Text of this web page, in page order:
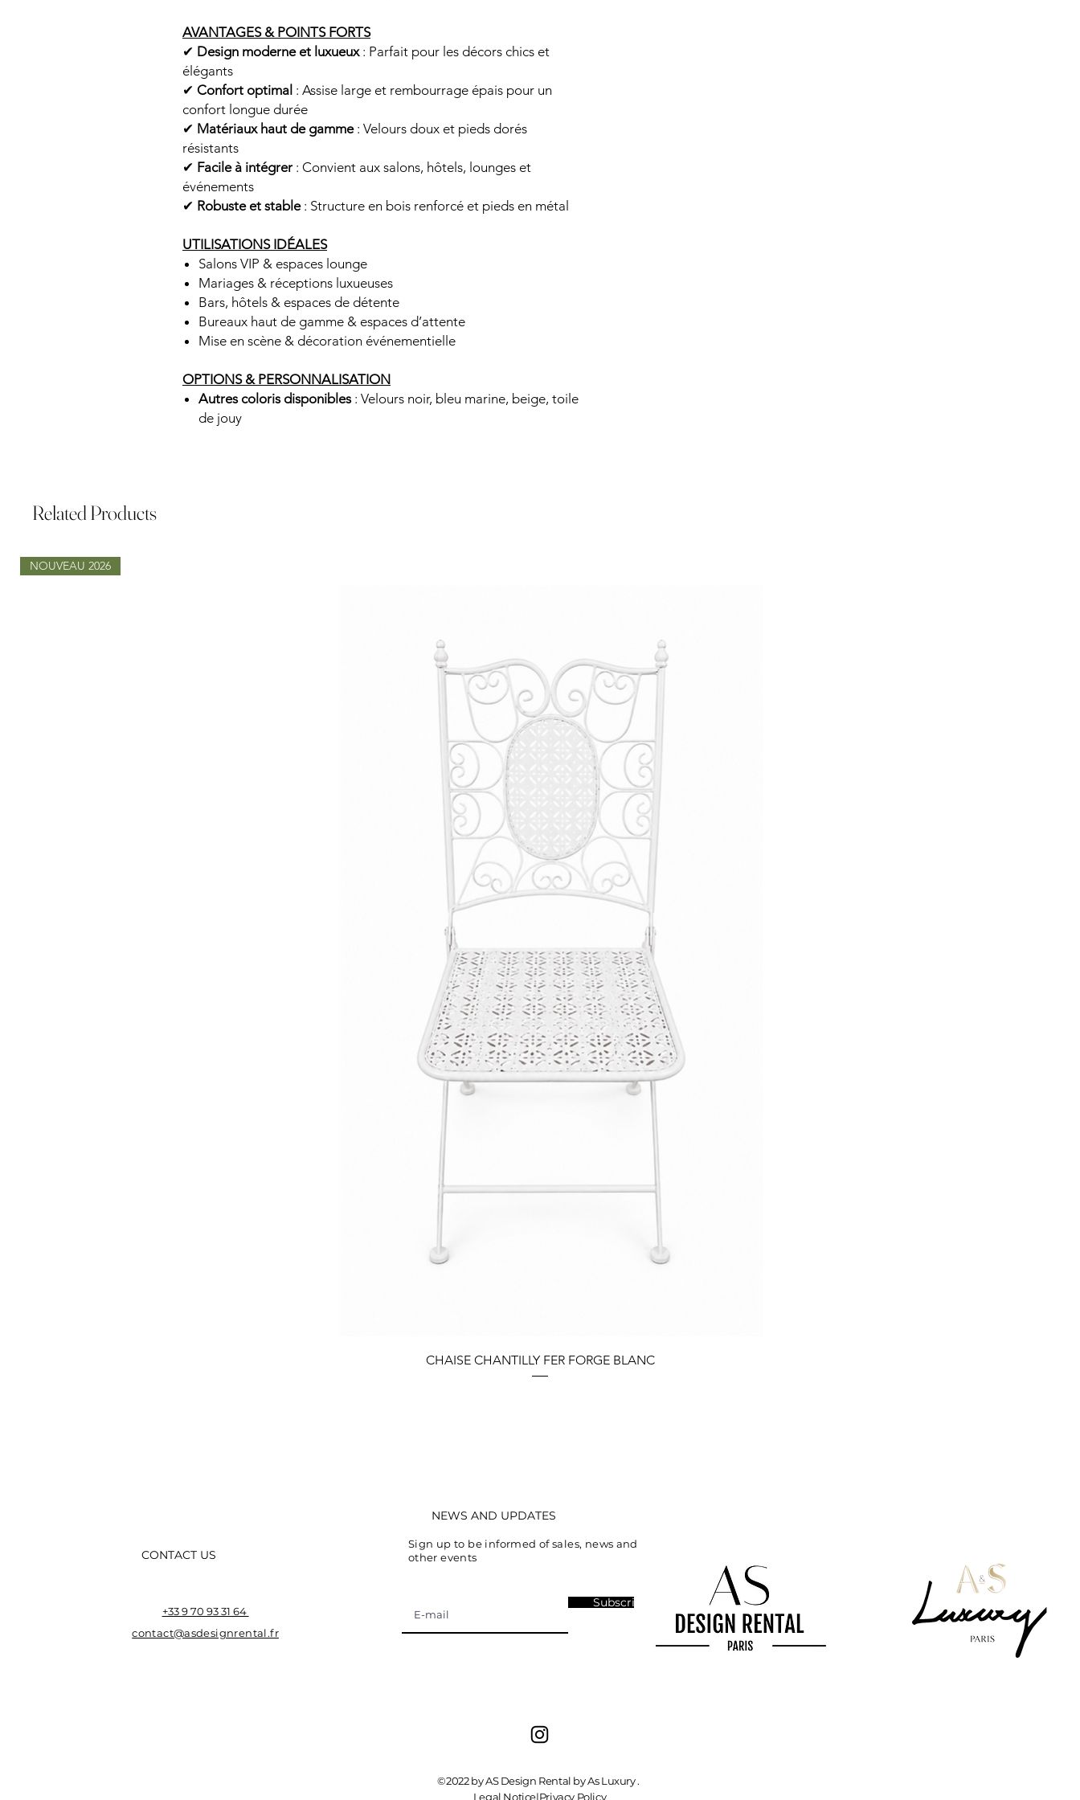
AVANTAGES & POINTS FORTS
✔ Design moderne et luxueux: Parfait pour les décors chics et
élégants
✔ Confort optimal : Assise large et rembourrage épais pour un
confort longue durée
✔ Matériaux haut de gamme: Velours doux et pieds dorés
résistants
✔ Facile à intégrer : Convient aux salons, hôtels, lounges et
événements
✔ Robuste et stable: Structure en bois renforcé et pieds en métal
UTILISATIONS IDÉALES
Salons VIP & espaces lounge
Mariages & réceptions luxueuses
Bars, hôtels & espaces de détente
Bureaux haut de gamme & espaces d’attente
Mise en scène & décoration événementielle
OPTIONS & PERSONNALISATION
Autres coloris disponibles: Velours noir, bleu marine, beige, toile
de jouy
Related Products
Quick View
NOUVEAU 2026
CHAISE CHANTILLY FER FORGE BLANC
CONTACT US
+33 9 70 93 31 64
contact@asdesignrental.fr
NEWS AND UPDATES
Sign up to be informed of sales, news and
other events
Subscribe
©2022 by AS Design Rental by As Luxury .
Legal Notice|Privacy Policy